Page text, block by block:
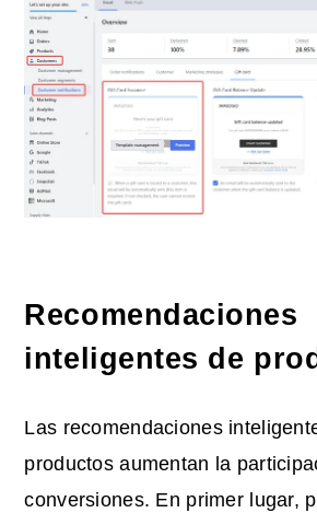
Recomendaciones
inteligentes de
Las recomendaciones
productos aumentan la
conversiones. En primer lugar,